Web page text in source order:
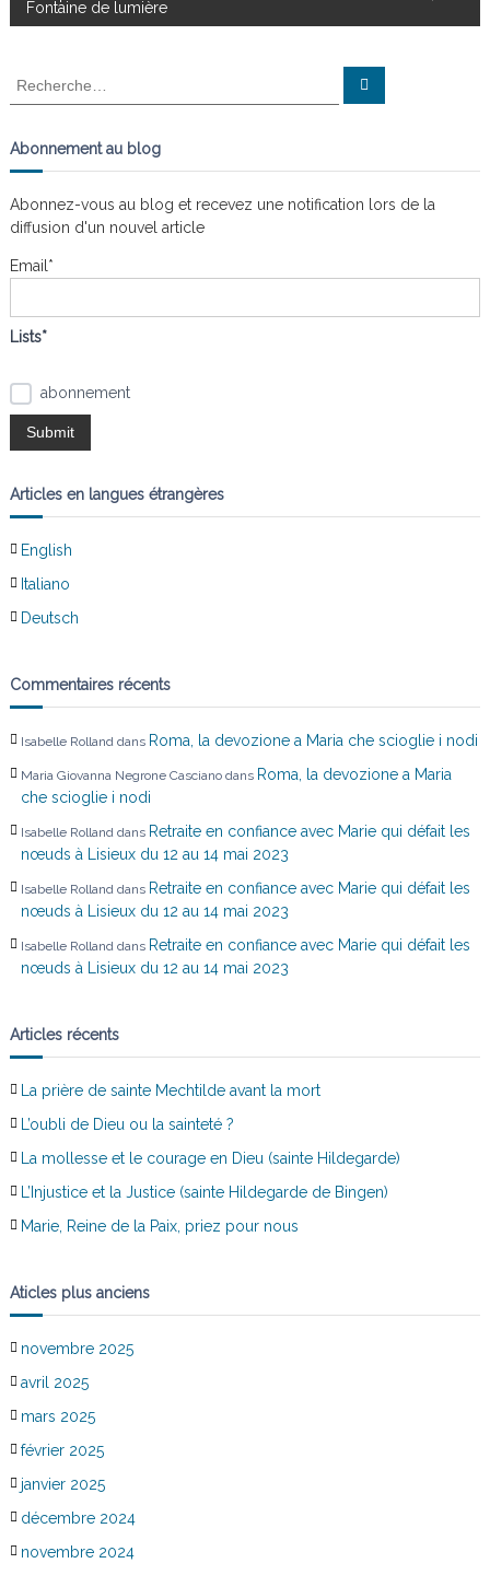
i
g
a
t
i
o
n
d
e
l
’
a
r
t
i
c
l
e
Fontaine de lumière
h
e
c
h
e
r
R
c
r
Abonnement au blog
Abonnez-vous au blog et recevez une notification lors de la
diffusion d'un nouvel article
Email*
Lists*
abonnement
Articles en langues étrangères
English
Italiano
Deutsch
Commentaires récents
Isabelle Rolland dans Roma, la devozione a Maria che scioglie i nodi
Maria Giovanna Negrone Cascianodans Roma, la devozione a Maria
che scioglie i nodi
Isabelle Rolland dans Retraite en confiance avec Marie qui défait les
nœuds à Lisieux du 12 au 14 mai 2023
Isabelle Rolland dans Retraite en confiance avec Marie qui défait les
nœuds à Lisieux du 12 au 14 mai 2023
Isabelle Rolland dans Retraite en confiance avec Marie qui défait les
nœuds à Lisieux du 12 au 14 mai 2023
Articles récents
La prière de sainte Mechtilde avant la mort
L’oubli de Dieu ou la sainteté ?
La mollesse et le courage en Dieu (sainte Hildegarde)
L’Injustice et la Justice (sainte Hildegarde de Bingen)
Marie, Reine de la Paix, priez pour nous
Aticles plus anciens
novembre 2025
avril 2025
mars 2025
février 2025
janvier 2025
décembre 2024
novembre 2024